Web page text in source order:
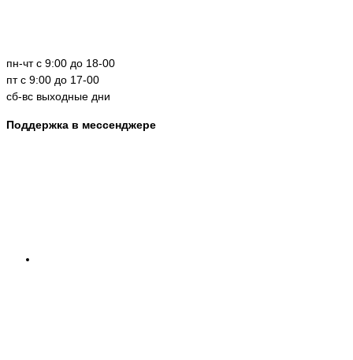
пн-чт с 9:00 до 18-00
пт с 9:00 до 17-00
сб-вс выходные дни
Поддержка в мессенджере